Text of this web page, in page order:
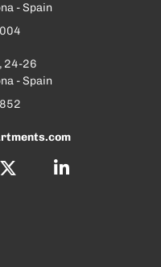
- Spain
24-26
- Spain